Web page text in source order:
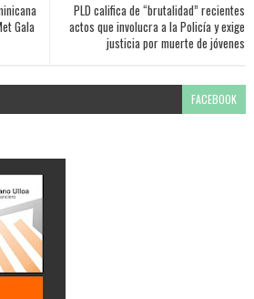
PLD califica de “brutalidad” recientes
actos que involucra a la Policía y exige
justicia por muerte de jóvenes
Gala
FACEBOOK